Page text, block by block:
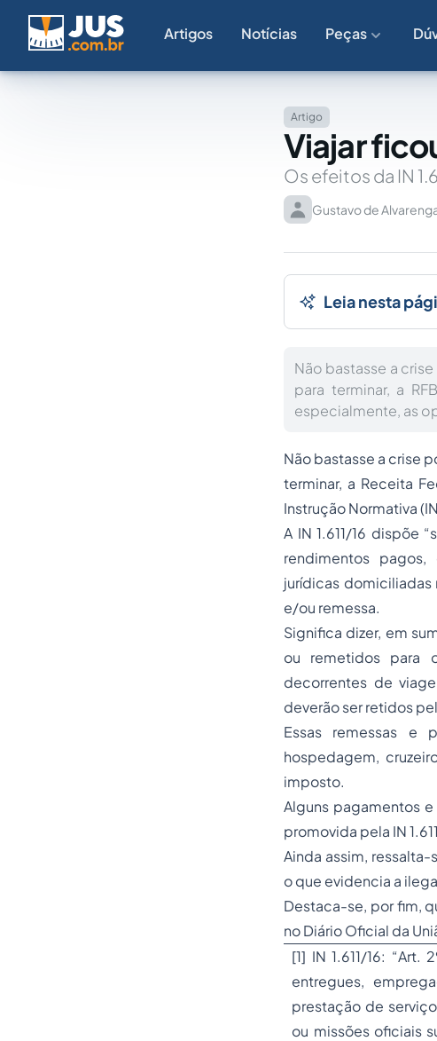
Artigos Notícias Peças
Artigo
Viajar
Os efeitos da IN
Gustavo de
Leia nesta
Não bastasse a
para terminar, a
especialmente, as
Não bastasse a crise
terminar, a Receita
Instrução Normativa
A IN 1.611/16 dispõe “
rendimentos
jurídicas domiciliadas
e/ou remessa.
Significa dizer, em
ou remetidos para
decorrentes de
deverão ser retidos
Essas remessas e
hospedagem,
imposto.
Alguns pagamentos
promovida pela IN
Ainda assim,
o que evidencia a
Destaca-se, por fim,
no Diário Oficial da
[1] IN 1.611/16: “Art.
entregues,
prestação de
ou missões oficiais